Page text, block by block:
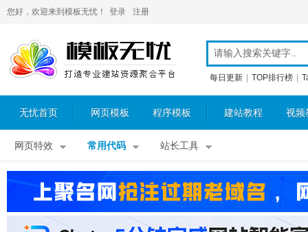
您好，欢迎来到模板无忧！ 登录 注册
每日更新 TOP排行榜
无忧首页 网页模板 程序模板 建站教程 视频
网页特效 常用代码 站长工具